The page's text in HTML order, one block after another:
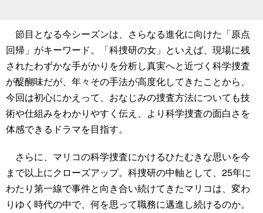
節目となる今シーズンは、さらなる進化に向けた「原点
回帰」がキーワード。「科捜研の女」といえば、現場に残
されたわずかな手がかりを分析し真実へと近づく科学捜査
が醍醐味だが、年々その手法が高度化してきたことから、
今回は初心にかえって、おなじみの捜査方法についても技
術や仕組みをわかりやすく伝え、より科学捜査の面白さを
体感できるドラマを目指す。
さらに、マリコの科学捜査にかけるひたむきな思いを今
まで以上にクローズアップ。科捜研の中軸として、25年に
わたり第一線で事件と向き合い続けてきたマリコは、変わ
りゆく時代の中で、何を思って職務に邁進し続けるのか。